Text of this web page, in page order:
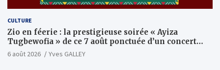
CULTURE
Zio en féerie : la prestigieuse soirée « Ayiza
Tugbewofia » de ce 7 août ponctuée d’un concert
XXL d’anthologie
6 août 2026 Yves GALLEY